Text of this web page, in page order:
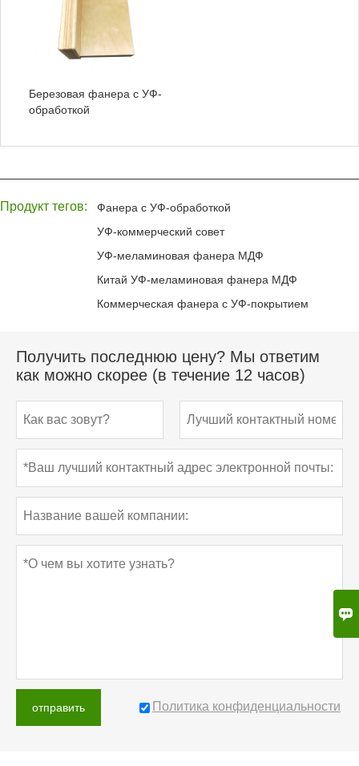
Березовая фанера с УФ-
обработкой
Продукт тегов:
Фанера с УФ-обработкой
УФ-коммерческий совет
УФ-меламиновая фанера МДФ
Китай УФ-меламиновая фанера МДФ
Коммерческая фанера с УФ-покрытием
Получить последнюю цену? Мы ответим
как можно скорее (в течение 12 часов)
отправить Политика конфиденциальности
